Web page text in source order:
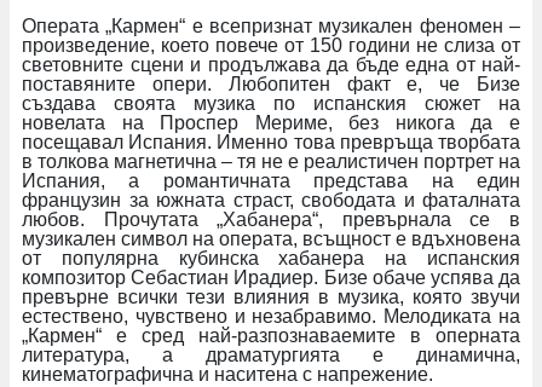
Операта „Кармен“ е всепризнат музикален феномен –
произведение, което повече от 150 години не слиза от
световните сцени и продължава да бъде една от най-
поставяните опери. Любопитен факт е, че Бизе
създава своята музика по испанския сюжет на
новелата на Проспер Мериме, без никога да е
посещавал Испания. Именно това превръща творбата
в толкова магнетична – тя не е реалистичен портрет на
Испания, а романтичната представа на един
французин за южната страст, свободата и фаталната
любов. Прочутата „Хабанера“, превърнала се в
музикален символ на операта, всъщност е вдъхновена
от популярна кубинска хабанера на испанския
композитор Себастиан Ирадиер. Бизе обаче успява да
превърне всички тези влияния в музика, която звучи
естествено, чувствено и незабравимо. Мелодиката на
„Кармен“ е сред най-разпознаваемите в оперната
литература, а драматургията е динамична,
кинематографична и наситена с напрежение.